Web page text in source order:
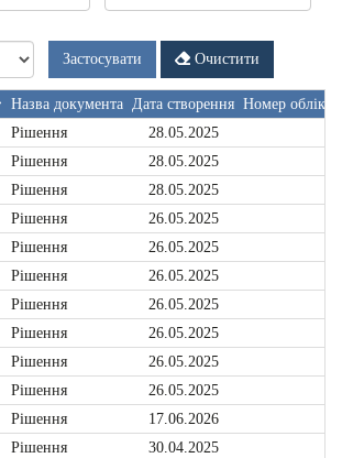
Застосувати Очистити
Назва документа Дата створення Номер
Рішення
28.05.2025
Рішення
28.05.2025
Рішення
28.05.2025
Рішення
26.05.2025
Рішення
26.05.2025
Рішення
26.05.2025
Рішення
26.05.2025
Рішення
26.05.2025
Рішення
26.05.2025
Рішення
26.05.2025
Рішення
17.06.2026
Рішення
30.04.2025